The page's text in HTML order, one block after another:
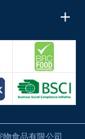
食品有限公司